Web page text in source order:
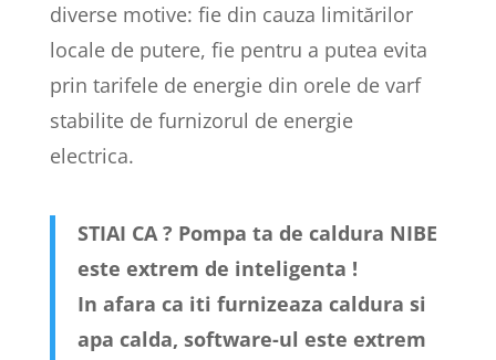
diverse motive: fie din cauza limitărilor
locale de putere, fie pentru a putea evita
prin tarifele de energie din orele de varf
stabilite de furnizorul de energie
electrica.
STIAI CA ? Pompa ta de caldura NIBE
este extrem de inteligenta !
In afara ca iti furnizeaza caldura si
apa calda, software-ul este extrem